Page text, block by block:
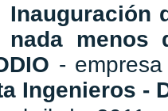
Inauguración
nada menos
-
Ingenieros -